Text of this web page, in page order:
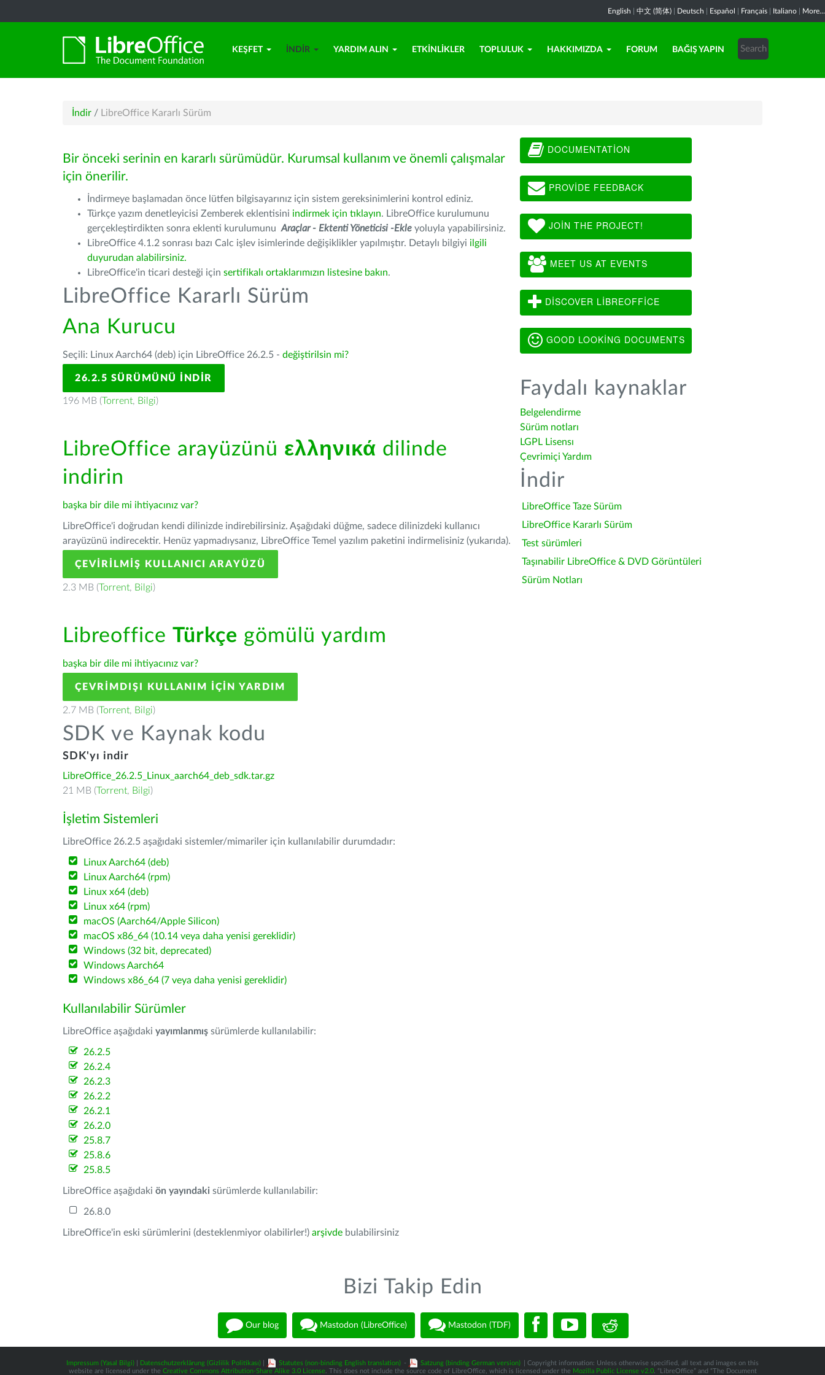
English 中文 (简体) Deutsch Español Français Italiano More...
KEŞFET İNDIR YARDIM ALIN ETKINLIKLER TOPLULUK HAKKIMIZDA FORUM BAĞIŞ YAPIN
İndir / LibreOffice Kararlı Sürüm
Bir önceki serinin en kararlı sürümüdür. Kurumsal kullanım ve önemli çalışmalar
için önerilir.
İndirmeye başlamadan önce lütfen bilgisayarınız için sistem gereksinimlerini kontrol ediniz.
Türkçe yazım denetleyicisi Zemberek eklentisini indirmek için tıklayın. LibreOffice kurulumunu
gerçekleştirdikten sonra eklenti kurulumunu Araçlar - Ektenti Yöneticisi -Ekle yoluyla yapabilirsiniz.
LibreOffice 4.1.2 sonrası bazı Calc işlev isimlerinde değişiklikler yapılmıştır. Detaylı bilgiyi ilgili
duyurudan alabilirsiniz.
LibreOffice'in ticari desteği için sertifikalı ortaklarımızın listesine bakın.
LibreOffice Kararlı Sürüm
Ana Kurucu
Seçili: Linux Aarch64 (deb) için LibreOffice 26.2.5 - değiştirilsin mi?
26.2.5 SÜRÜMÜNÜ İNDIR
196 MB (Torrent, Bilgi)
LibreOffice arayüzünü ελληνικά dilinde
indirin
başka bir dile mi ihtiyacınız var?
LibreOffice'i doğrudan kendi dilinizde indirebilirsiniz. Aşağıdaki düğme, sadece dilinizdeki kullanıcı
arayüzünü indirecektir. Henüz yapmadıysanız, LibreOffice Temel yazılım paketini indirmelisiniz (yukarıda).
ÇEVIRILMIŞ KULLANICI ARAYÜZÜ
2.3 MB (Torrent, Bilgi)
Libreoffice Türkçe gömülü yardım
başka bir dile mi ihtiyacınız var?
ÇEVRIMDIŞI KULLANIM IÇIN YARDIM
2.7 MB (Torrent, Bilgi)
SDK ve Kaynak kodu
SDK'yı indir
LibreOffice_26.2.5_Linux_aarch64_deb_sdk.tar.gz
21 MB (Torrent, Bilgi)
İşletim Sistemleri
LibreOffice 26.2.5 aşağıdaki sistemler/mimariler için kullanılabilir durumdadır:
Linux Aarch64 (deb)
Linux Aarch64 (rpm)
Linux x64 (deb)
Linux x64 (rpm)
macOS (Aarch64/Apple Silicon)
macOS x86_64 (10.14 veya daha yenisi gereklidir)
Windows (32 bit, deprecated)
Windows Aarch64
Windows x86_64 (7 veya daha yenisi gereklidir)
Kullanılabilir Sürümler
LibreOffice aşağıdaki yayımlanmış sürümlerde kullanılabilir:
26.2.5
26.2.4
26.2.3
26.2.2
26.2.1
26.2.0
25.8.7
25.8.6
25.8.5
LibreOffice aşağıdaki ön yayındaki sürümlerde kullanılabilir:
26.8.0
LibreOffice'in eski sürümlerini (desteklenmiyor olabilirler!) arşivde bulabilirsiniz
DOCUMENTATION
PROVIDE FEEDBACK
JOIN THE PROJECT!
MEET US AT EVENTS
DISCOVER LIBREOFFICE
GOOD LOOKING DOCUMENTS
Faydalı kaynaklar
Belgelendirme
Sürüm notları
LGPL Lisensı
Çevrimiçi Yardım
İndir
LibreOffice Taze Sürüm
LibreOffice Kararlı Sürüm
Test sürümleri
Taşınabilir LibreOffice & DVD Görüntüleri
Sürüm Notları
Bizi Takip Edin
Our blog Mastodon (LibreOffice) Mastodon (TDF)
Impressum (Yasal Bilgi) Datenschutzerklärung (Gizlilik Politikası) Statutes (non-binding English translation) - Satzung (binding German version)
| Copyright information: Unless otherwise specified, all text and images on this
website are licensed under the Creative Commons Attribution-Share Alike 3.0 License. This does not include the source code of LibreOffice, which is licensed under the Mozilla Public License v2.0. “LibreOffice” and “The Document